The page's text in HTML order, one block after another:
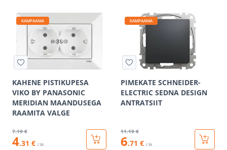
KAMPAANIA
KAHENE PISTIKUPESA
VIKO BY PANASONIC
MERIDIAN MAANDUSEGA
RAAMITA VALGE
7.19 €
4.31 € / tk
KAMPAANIA
PIMEKATE SCHNEIDER-
ELECTRIC SEDNA DESIGN
ANTRATSIIT
11.19 €
6.71 € / tk